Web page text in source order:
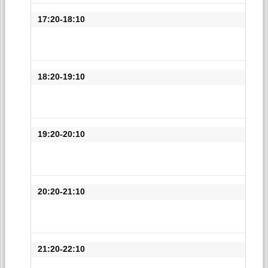
17:20-18:10
18:20-19:10
19:20-20:10
20:20-21:10
21:20-22:10